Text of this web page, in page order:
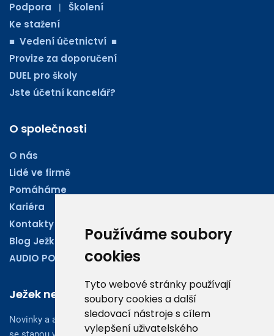
Používáme soubory
cookies
Tyto webové stránky používají
soubory cookies a další
sledovací nástroje s cílem
vylepšení uživatelského
Podpora
| Školení
Ke stažení
■ Vedení účetnictví ■
Provize za doporučení
DUEL pro školy
Jste účetní kancelář?
O společnosti
O nás
Lidé ve firmě
Pomáháme
Kariéra
Kontakty
Blog Ježkoviny
AUDIO PODCASTY
Ježek newsletter
Novinky a aktuality z oboru účetnictví, obchodu či legislativy